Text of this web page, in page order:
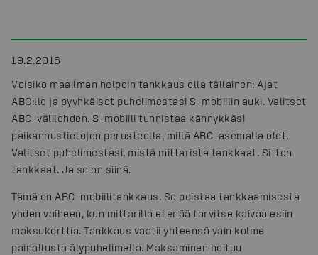
19.2.2016
Voisiko maailman helpoin tankkaus olla tällainen: Ajat
ABC:lle ja pyyhkäiset puhelimestasi S-mobiilin auki. Valitset
ABC-välilehden. S-mobiili tunnistaa kännykkäsi
paikannustietojen perusteella, millä ABC-asemalla olet.
Valitset puhelimestasi, mistä mittarista tankkaat. Sitten
tankkaat. Ja se on siinä.
Tämä on ABC-mobiilitankkaus. Se poistaa tankkaamisesta
yhden vaiheen, kun mittarilla ei enää tarvitse kaivaa esiin
maksukorttia. Tankkaus vaatii yhteensä vain kolme
painallusta älypuhelimella. Maksaminen hoituu